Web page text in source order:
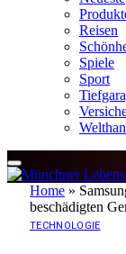
Reisen
Spiele
Sport
Home »
beschädigten
TECHNOLOGIE